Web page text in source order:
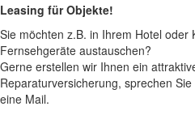
Leasing für Objekte!
Sie möchten z.B. in Ihrem Hotel oder
Fernsehgeräte austauschen?
Gerne erstellen wir Ihnen ein
Reparaturversicherung, sprechen
eine Mail.